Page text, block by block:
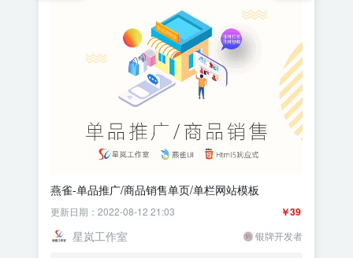
燕雀-单品推广/商品销售单页/单栏网站模板
￥39
更新日期：2022-08-12 21:03
星岚工作室 银牌开发者